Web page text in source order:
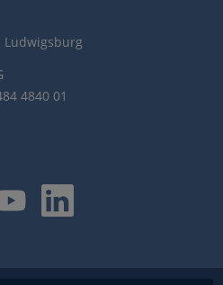
Ludwigsburg
4840 01